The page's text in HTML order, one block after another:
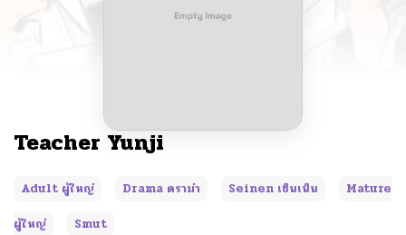
Teacher Yunji
Adult ผู้ใหญ่ Drama ดราม่า Seinen เซ็นเน็น
Mature
ผู้ใหญ่
Smut